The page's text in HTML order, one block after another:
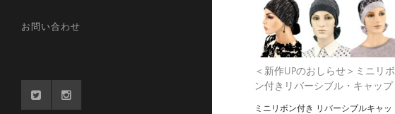
お問い合わせ
＜新作UPのおしらせ＞ミニリボ
ン付きリバーシブル・キャップ
ミニリボン付き リバーシブルキャッ